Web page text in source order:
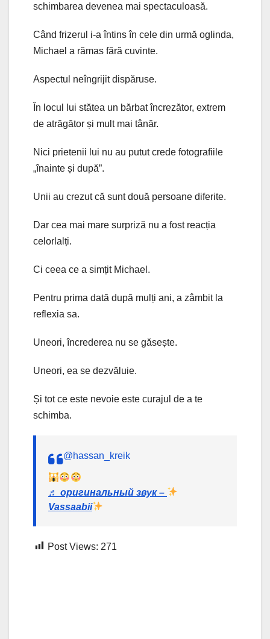
schimbarea devenea mai spectaculoasă.
Când frizerul i-a întins în cele din urmă oglinda,
Michael a rămas fără cuvinte.
Aspectul neîngrijit dispăruse.
În locul lui stătea un bărbat încrezător, extrem
de atrăgător și mult mai tânăr.
Nici prietenii lui nu au putut crede fotografiile
„înainte și după”.
Unii au crezut că sunt două persoane diferite.
Dar cea mai mare surpriză nu a fost reacția
celorlalți.
Ci ceea ce a simțit Michael.
Pentru prima dată după mulți ani, a zâmbit la
reflexia sa.
Uneori, încrederea nu se găsește.
Uneori, ea se dezvăluie.
Și tot ce este nevoie este curajul de a te
schimba.
@hassan_kreik
♬ оригинальный звук –
Vassaabii
Post Views: 271